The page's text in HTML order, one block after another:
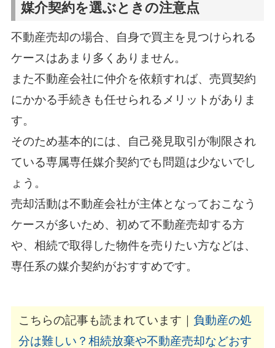
媒介契約を選ぶときの注意点
不動産売却の場合、自身で買主を見つけられる
ケースはあまり多くありません。
また不動産会社に仲介を依頼すれば、売買契約
にかかる手続きも任せられるメリットがありま
す。
そのため基本的には、自己発見取引が制限され
ている専属専任媒介契約でも問題は少ないでし
ょう。
売却活動は不動産会社が主体となっておこなう
ケースが多いため、初めて不動産売却する方
や、相続で取得した物件を売りたい方などは、
専任系の媒介契約がおすすめです。
こちらの記事も読まれています｜ 負動産の処
分は難しい？相続放棄や不動産売却などおす